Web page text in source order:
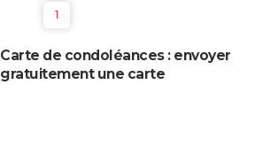
1
Carte de condoléances : envoyer
gratuitement une carte